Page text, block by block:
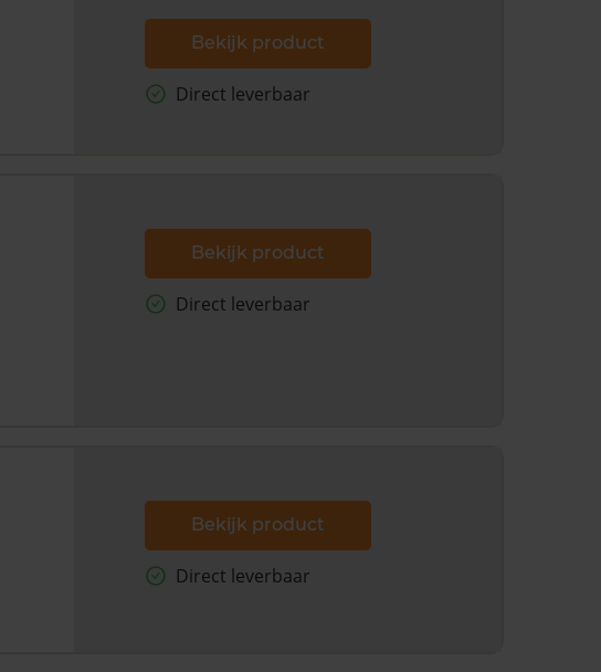
Bekijk product
Direct leverbaar
Bekijk product
Direct leverbaar
Bekijk product
Direct leverbaar